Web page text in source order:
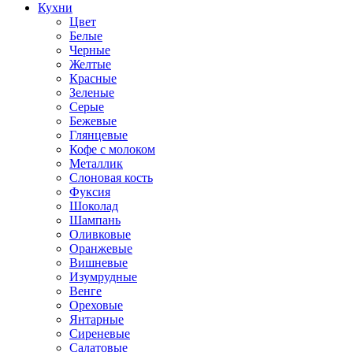
Кухни
Цвет
Белые
Черные
Желтые
Красные
Зеленые
Серые
Бежевые
Глянцевые
Кофе с молоком
Металлик
Слоновая кость
Фуксия
Шоколад
Шампань
Оливковые
Оранжевые
Вишневые
Изумрудные
Венге
Ореховые
Янтарные
Сиреневые
Салатовые